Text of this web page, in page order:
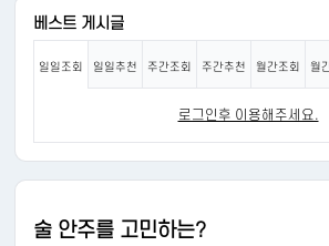
베스트 게시글
일일조회 일일추천 주간조회 주간추천 월간조회 월
로그인후 이용해주세요.
술 안주를 고민하는?